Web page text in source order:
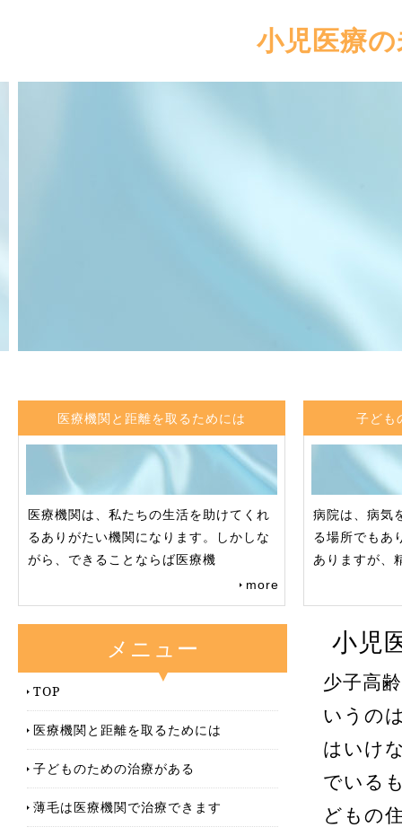
小児医療
医療機関と距離を取るためには
医療機関は、私たちの生活を助けてくれ
るありがたい機関になります。しかしな
がら、できることならば医療機
more
子ども
病院は、病気
る場所でもあ
ありますが、
メニュー
TOP
医療機関と距離を取るためには
子どものための治療がある
薄毛は医療機関で治療できます
小児
少子高
いうの
はいけ
でいる
どもの